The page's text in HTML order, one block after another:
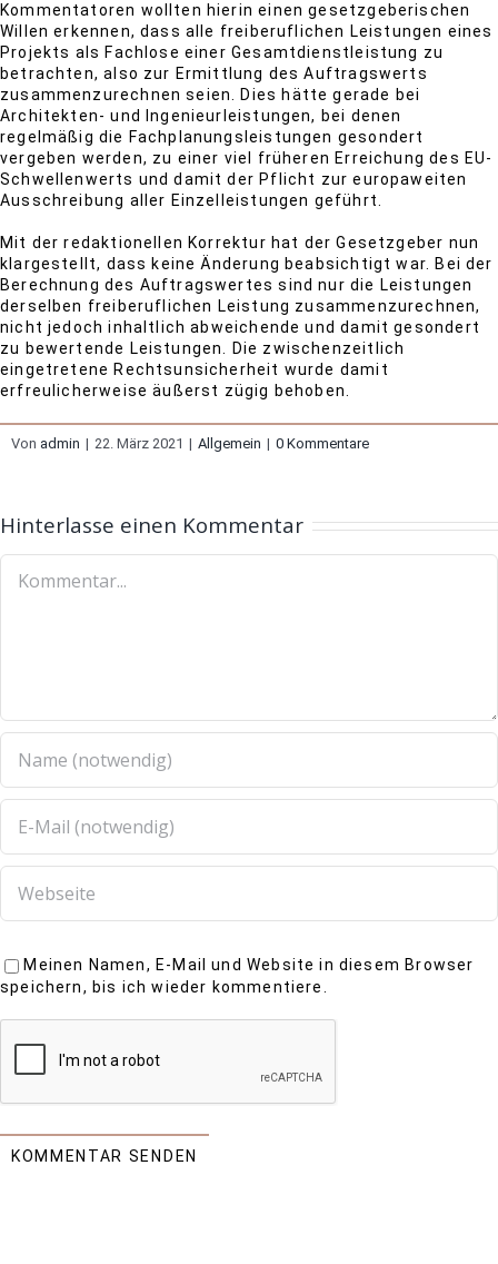
Kommentatoren wollten hierin einen gesetzgeberischen
Willen erkennen, dass alle freiberuflichen Leistungen eines
Projekts als Fachlose einer Gesamtdienstleistung zu
betrachten, also zur Ermittlung des Auftragswerts
zusammenzurechnen seien. Dies hätte gerade bei
Architekten- und Ingenieurleistungen, bei denen
regelmäßig die Fachplanungsleistungen gesondert
vergeben werden, zu einer viel früheren Erreichung des EU-
Schwellenwerts und damit der Pflicht zur europaweiten
Ausschreibung aller Einzelleistungen geführt.
Mit der redaktionellen Korrektur hat der Gesetzgeber nun
klargestellt, dass keine Änderung beabsichtigt war. Bei der
Berechnung des Auftragswertes sind nur die Leistungen
derselben freiberuflichen Leistung zusammenzurechnen,
nicht jedoch inhaltlich abweichende und damit gesondert
zu bewertende Leistungen. Die zwischenzeitlich
eingetretene Rechtsunsicherheit wurde damit
erfreulicherweise äußerst zügig behoben.
Von admin | 22. März 2021 | Allgemein | 0 Kommentare
Hinterlasse einen Kommentar
Meinen Namen, E-Mail und Website in diesem Browser
speichern, bis ich wieder kommentiere.